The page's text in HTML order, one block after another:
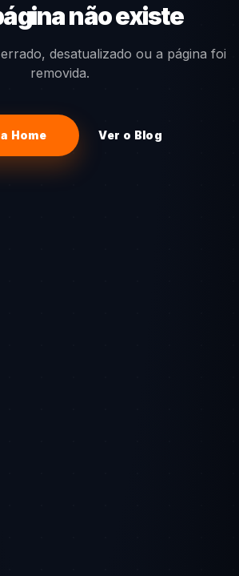
não existe
desatualizado ou a página foi
removida.
Home Ver o Blog